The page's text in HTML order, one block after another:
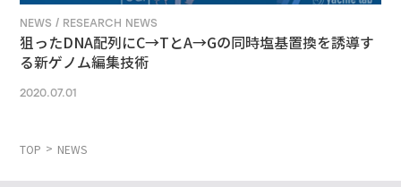
NEWS / RESEARCH NEWS
狙ったDNA配列にC→TとA→Gの同時塩基置換を誘導す
る新ゲノム編集技術
2020.07.01
TOP NEWS